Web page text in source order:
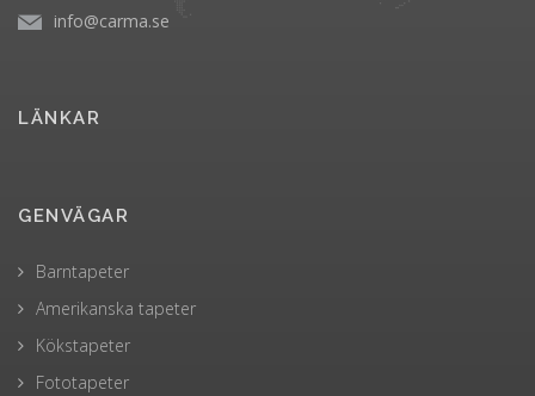
info@carma.se
LÄNKAR
GENVÄGAR
Barntapeter
Amerikanska tapeter
Kökstapeter
Fototapeter